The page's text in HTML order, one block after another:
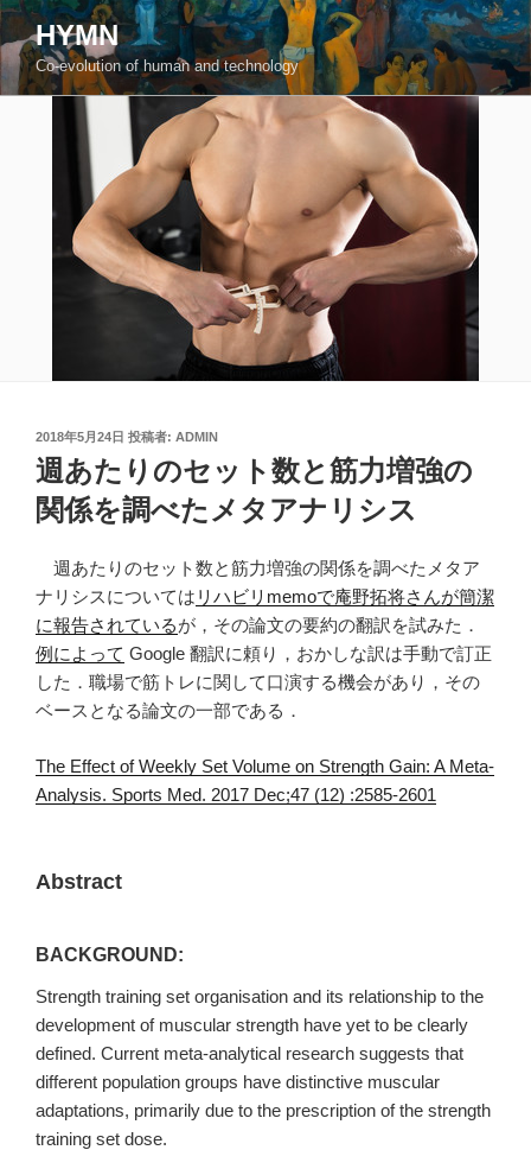
コ
ン
テ
ン
HYMN
Co-evolution of human and technology
投
稿
日:
2018年5月24日 投稿者: ADMIN
週あたりのセット数と筋力増強の
関係を調べたメタアナリシス
週あたりのセット数と筋力増強の関係を調べたメタア
ナリシスについては リハビリmemoで庵野拓将さんが簡潔
に報告されているが，その論文の要約の翻訳を試みた．
例によって Google 翻訳に頼り，おかしな訳は手動で訂正
した．職場で筋トレに関して口演する機会があり，その
ベースとなる論文の一部である．
The Effect of Weekly Set Volume on Strength Gain: A Meta-
Analysis. Sports Med. 2017 Dec;47 (12) :2585-2601
Abstract
BACKGROUND:
Strength training set organisation and its relationship to the
development of muscular strength have yet to be clearly
defined. Current meta-analytical research suggests that
different population groups have distinctive muscular
adaptations, primarily due to the prescription of the strength
training set dose.